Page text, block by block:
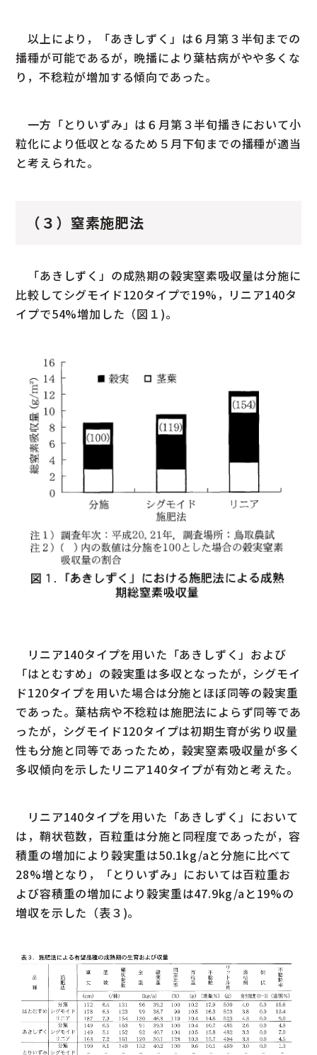
以上により，「あきしずく」は６月第３半旬までの
播種が可能であるが，晩播により葉枯病がやや多くな
り，不稔粒が増加する傾向であった。
一方「とりいずみ」は６月第３半旬播きにおいて小
粒化により低収となるため５月下旬までの播種が適当
と考えられた。
（３）窒素施肥法
「あきしずく」の成熟期の穀実窒素吸収量は分施に
比較してシグモイド120タイプで19%，リニア140タ
イプで54%増加した（図１)。
リニア140タイプを用いた「あきしずく」および
「はとむすめ」の穀実重は多収となったが，シグモイ
ド120タイプを用いた場合は分施とほぼ同等の穀実重
であった。葉枯病や不稔粒は施肥法によらず同等であ
ったが，シグモイド120タイプは初期生育が劣り収量
性も分施と同等であったため，穀実窒素吸収量が多く
多収傾向を示したリニア140タイプが有効と考えた。
リニア140タイプを用いた「あきしずく」において
は，鞘状苞数，百粒重は分施と同程度であったが，容
積重の増加により穀実重は50.1kg/aと分施に比べて
28%増となり，「とりいずみ」においては百粒重お
よび容積重の増加により穀実重は47.9kg/aと19%の
増収を示した（表３)。